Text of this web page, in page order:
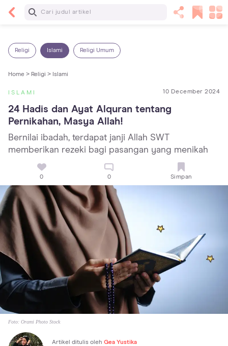
Baca Selanjutnya
Religi Islami Religi Umum
Home > Religi > Islami
ISLAMI 10 December 2024
24 Hadis dan Ayat Alquran tentang
Pernikahan, Masya Allah!
Bernilai ibadah, terdapat janji Allah SWT
memberikan rezeki bagi pasangan yang menikah
0 0 Simpan
Foto: Orami Photo Stock
Artikel ditulis oleh Gea Yustika